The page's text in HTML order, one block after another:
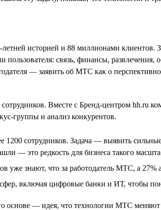
историей и 88 миллионами клиентов.
связь, финансы, развлечения,
— заявить об МТС как о
Вместе с Бренд-центром hh.ru
группы и анализ конкурентов.
сотрудников. Задача — выявить
— это редкость для бизнеса такого
уже знают, что за работодатель МТС, а
включая цифровые банки и ИТ, чтобы
основе — идея, что технологии МТС